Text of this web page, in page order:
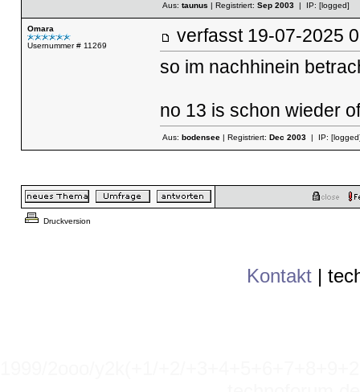
Aus: taunus | Registriert: Sep 2003| IP: [logged]
Omara
Usernummer # 11269
verfasst 19-07-
so im nachhinein
no 13 is schon wieder
Aus: bodensee| Registriert: Dec 2003| IP:
Druckversion
Kontakt |